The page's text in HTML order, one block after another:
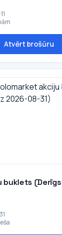
Atvērt brošūru
buklets